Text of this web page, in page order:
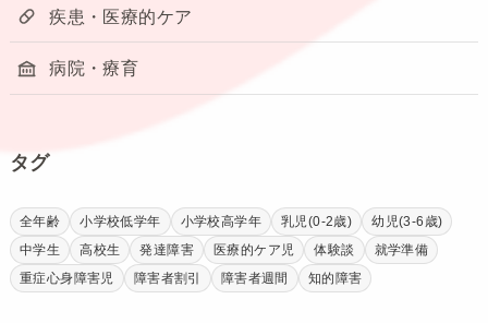
疾患・医療的ケア
病院・療育
タグ
全年齢 小学校低学年 小学校高学年 乳児(0-2歳)
幼児(3-6歳)
中学生
高校生 発達障害 医療的ケア児 体験談
就学準備
重症心身障害児
障害者割引 障害者週間 知的障害